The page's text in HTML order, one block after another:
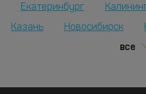
Екатеринбург
Казань Новосибирск
все